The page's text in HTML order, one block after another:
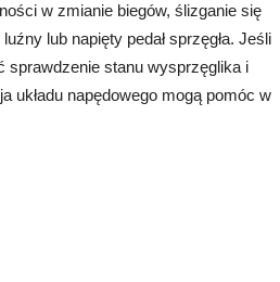
w zmianie biegów, ślizganie się
lub napięty pedał sprzęgła. Jeśli
sprawdzenie stanu wysprzęglika i
układu napędowego mogą pomóc w